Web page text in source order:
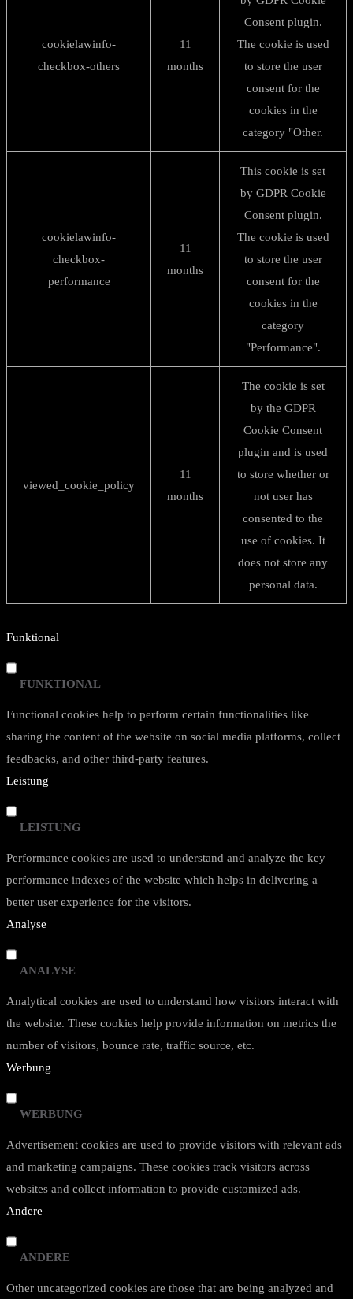
cookielawinfo-
checkbox-others
11
months
Consent plugin.
The cookie is used
to store the user
consent for the
cookies in the
category "Other.
cookielawinfo-
checkbox-
performance
11
months
This cookie is set
by GDPR Cookie
Consent plugin.
The cookie is used
to store the user
consent for the
cookies in the
category
"Performance".
viewed_cookie_policy
11
months
The cookie is set
by the GDPR
Cookie Consent
plugin and is used
to store whether or
not user has
consented to the
use of cookies. It
does not store any
personal data.
Funktional
FUNKTIONAL
Functional cookies help to perform certain functionalities like
sharing the content of the website on social media platforms, collect
feedbacks, and other third-party features.
Leistung
LEISTUNG
Performance cookies are used to understand and analyze the key
performance indexes of the website which helps in delivering a
better user experience for the visitors.
Analyse
ANALYSE
Analytical cookies are used to understand how visitors interact with
the website. These cookies help provide information on metrics the
number of visitors, bounce rate, traffic source, etc.
Werbung
WERBUNG
Advertisement cookies are used to provide visitors with relevant ads
and marketing campaigns. These cookies track visitors across
websites and collect information to provide customized ads.
Andere
ANDERE
Other uncategorized cookies are those that are being analyzed and